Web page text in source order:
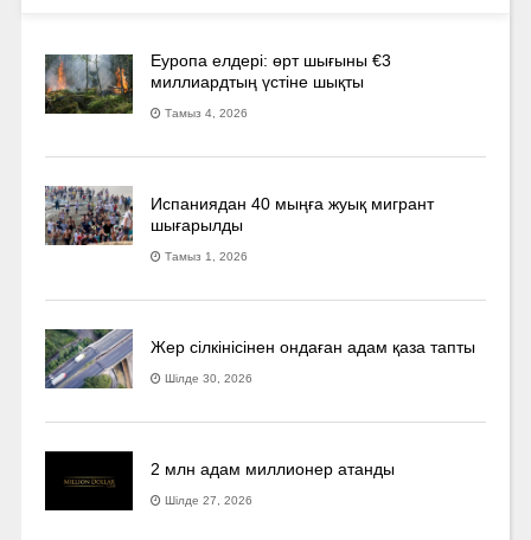
Еуропа елдері: өрт шығыны €3
миллиардтың үстіне шықты
Тамыз 4, 2026
Испаниядан 40 мыңға жуық мигрант
шығарылды
Тамыз 1, 2026
Жер сілкінісінен ондаған адам қаза тапты
Шілде 30, 2026
2 млн адам миллионер атанды
Шілде 27, 2026